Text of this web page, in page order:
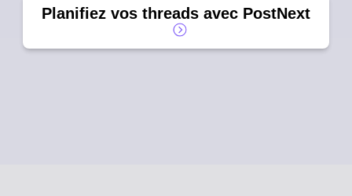
Planifiez vos threads avec PostNext